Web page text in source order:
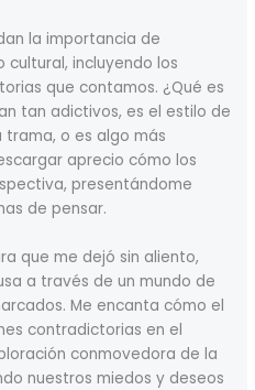
la importancia de
incluyendo los
que contamos. ¿Qué es
tan adictivos, es el estilo de
trama, o es algo más
aprecio cómo los
presentándome
de pensar.
que me dejó sin aliento,
a través de un mundo de
Me encanta cómo el
contradictorias en el
conmovedora de la
nuestros miedos y deseos